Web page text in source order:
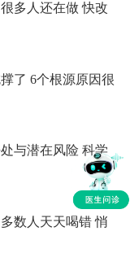
多人还在做 快改
了 6个根源原因很
与潜在风险 科学
数人天天喝错 悄